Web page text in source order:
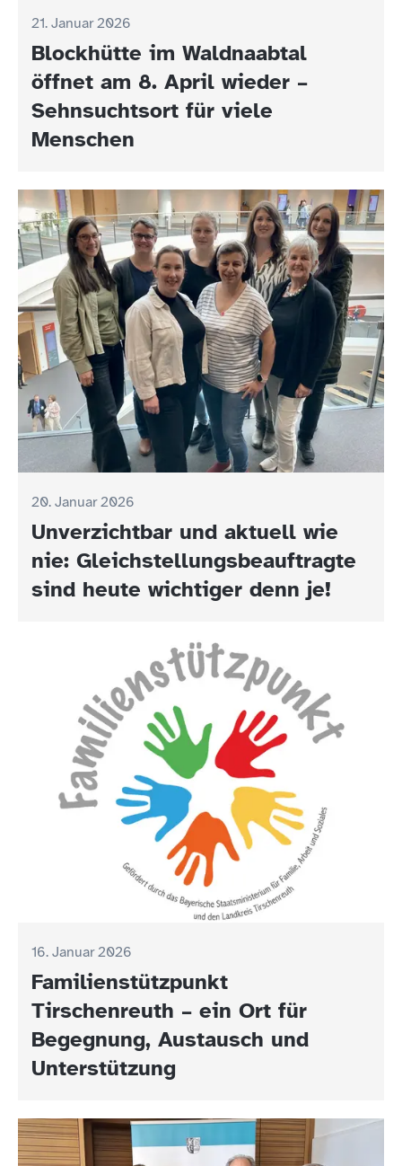
21. Januar 2026
Blockhütte im Waldnaabtal
öffnet am 8. April wieder –
Sehnsuchtsort für viele
Menschen
20. Januar 2026
Unverzichtbar und aktuell wie
nie: Gleichstellungsbeauftragte
sind heute wichtiger denn je!
16. Januar 2026
Familienstützpunkt
Tirschenreuth – ein Ort für
Begegnung, Austausch und
Unterstützung